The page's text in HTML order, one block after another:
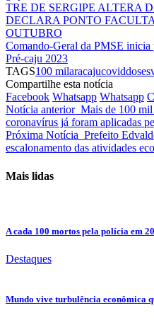
TRE DE SERGIPE ALTERA
DECLARA PONTO
OUTUBRO
Comando-Geral da PMSE
Pré-caju 2023
TAGS100 milaracajucoviddoses
Compartilhe esta notícia
Facebook Whatsapp Whatsapp
Notícia anterior Mais de 100 mil
coronavírus já foram aplicadas
Próxima Notícia Prefeito
escalonamento das atividades
Mais lidas
A cada 100 mortos pela polícia em
Destaques
Mundo vive turbulência econômica